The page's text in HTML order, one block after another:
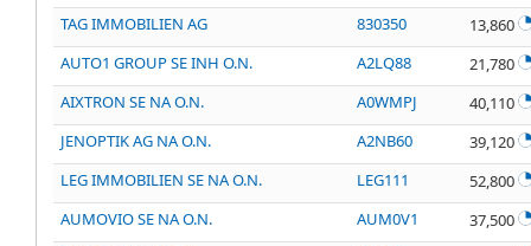
TAG IMMOBILIEN AG
830350
13,860
AUTO1 GROUP SE INH O.N.
A2LQ88
21,780
AIXTRON SE NA O.N.
A0WMPJ
40,110
JENOPTIK AG NA O.N.
A2NB60
39,120
LEG IMMOBILIEN SE NA O.N.
LEG111
52,800
AUMOVIO SE NA O.N.
AUM0V1
37,500